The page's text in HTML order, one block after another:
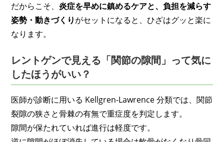
だからこそ、炎症を早めに鎮めるケアと、負担を減らす
姿勢・動きづくりがセットになると、ひざはグッと楽に
なります。
レントゲンで見える「関節の隙間」って気に
したほうがいい？
医師が診断に用いる Kellgren-Lawrence 分類では、関節
裂隙の狭さと骨棘の有無で重症度を判定します。
隙間が保たれていれば進行は軽度です。